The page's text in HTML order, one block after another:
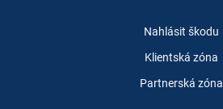
Nahlásit škodu
Klientská zóna
Partnerská zóna